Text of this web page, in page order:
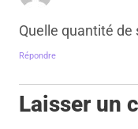
Quelle quantité de
Répondre
Laisser un